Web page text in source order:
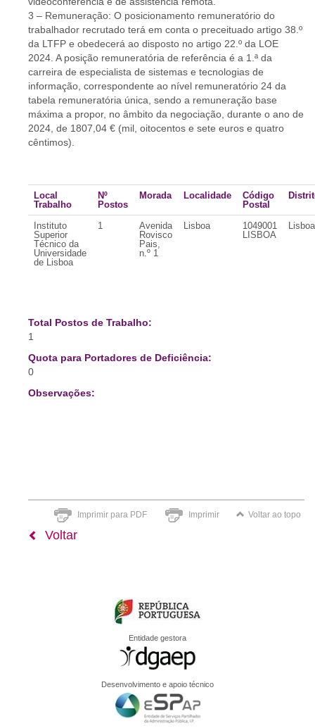
3 – Remuneração: O posicionamento remuneratório do
trabalhador recrutado terá em conta o preceituado artigo 38.º
da LTFP e obedecerá ao disposto no artigo 22.º da LOE
2024. A posição remuneratória de referência é a 1.ª da
carreira de especialista de sistemas e tecnologias de
informação, correspondente ao nível remuneratório 24 da
tabela remuneratória única, sendo a remuneração base
máxima a propor, no âmbito da negociação, durante o ano de
2024, de 1807,04 € (mil, oitocentos e sete euros e quatro
cêntimos).
Local
Trabalho
Nº
Postos
Morada Localidade
Código
Postal
Instituto
Superior
Técnico da
Universidade
de Lisboa
1
Avenida
Rovisco
Pais,
n.º 1
Lisboa
1049001
LISBOA
Lisboa
Total Postos de Trabalho:
1
Quota para Portadores de Deficiência:
0
Observações:
Imprimir para PDF Imprimir Voltar ao topo
Voltar
Entidade gestora
Desenvolvimento e apoio técnico